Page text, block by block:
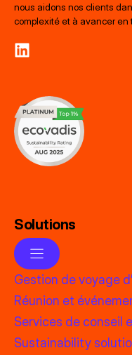
nous aidons nos clients
complexité et à avancer en
Solutions
Gestion de voyage
Réunion et
Services de conseil
Sustainability